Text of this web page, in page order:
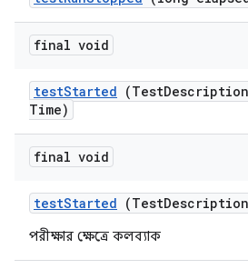
final void
testStarted (Test
Time)
final void
testStarted (Test
পরীক্ষার ক্ষেত্রে কলব্যাক